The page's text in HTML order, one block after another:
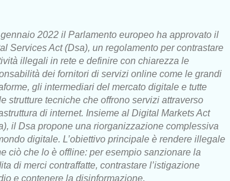
2022 il Parlamento europeo ha approvato il
Services Act (Dsa), un regolamento per contrastare
illegali in rete e definire con chiarezza le
dei fornitori di servizi online come le grandi
gli intermediari del mercato digitale e tutte
strutture tecniche che offrono servizi attraverso
di internet. Insieme al Digital Markets Act
il Dsa propone una riorganizzazione complessiva
digitale. L’obiettivo principale è rendere illegale
ciò che lo è offline: per esempio sanzionare la
di merci contraffatte, contrastare l’istigazione
e contenere la disinformazione.